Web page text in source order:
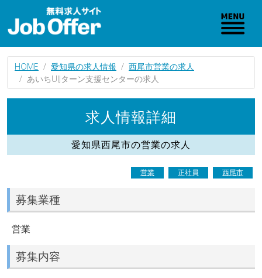
HOME 愛知県の求人情報
西尾市営業の求人
あいちUIJターン支援センターの求人
求人情報詳細
愛知県西尾市の営業の求人
営業 正社員 西尾市
募集業種
営業
募集内容